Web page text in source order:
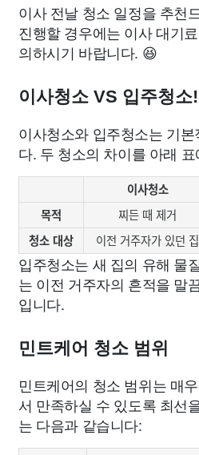
이사 전날 청소 일정을 추천
진행할 경우에는 이사 대기
의하시기 바랍니다. 😆
이사청소 VS 입주청소!
이사청소와 입주청소는 기
다. 두 청소의 차이를 아래
이사청소
목적
찌든 때 제거
청소 대상
이전 거주자가 있던 집
입주청소는 새 집의 유해 물
는 이전 거주자의 흔적을 말
입니다.
민트케어 청소 범위
민트케어의 청소 범위는 매
서 만족하실 수 있도록 최선
는 다음과 같습니다: